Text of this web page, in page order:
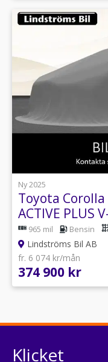
Ny 2025
Toyota Corolla
ACTIVE PLUS
965 mil Bensin
Lindströms Bil AB
fr. 6 074 kr/mån
374 900 kr
Klicket